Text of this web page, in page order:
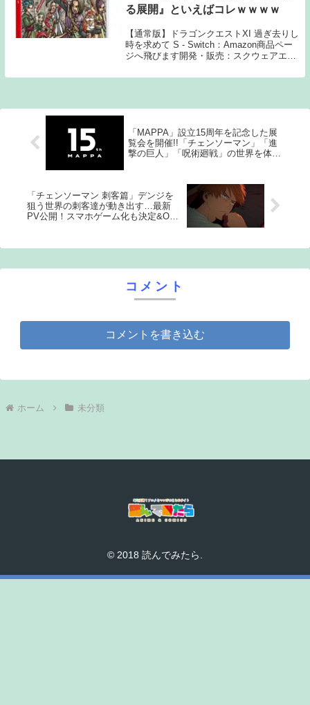
る展開』といえばコレｗｗｗｗ
【通常版】ドラゴンクエストXI 過ぎ去りし
時を求めて S - Switch：Amazon商品ペー
ジへ飛びます開発・販売：スクウェアエニ
たのだ… 2: 11月19日(木) 私は本当はこん
「MAPPA」設立15周年を記念した展
覧会を開催!!「チェンソーマン」「進
撃の巨人」「呪術廻戦」の世界を体感
「チェンソーマン 刺客篇」デンジを
狙う世界の刺客達が動き出す…最新
PV公開！スマホゲーム化も決定&OP
コメント
コメントを書き込む
ホーム 未分類
© 2018 読んでみたら.